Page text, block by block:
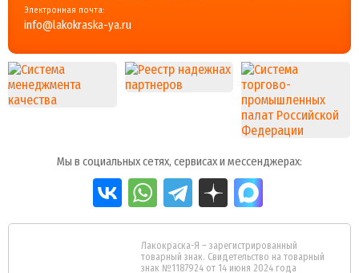
Электронная почта:
info@lakokraska-ya.ru
Мы в социальных сетях, сервисах и мессенджерах:
Лакокраска-Я – зарегистрированный
товарный знак. Свидетельство на товарный
знак №1187924 от 14 июня 2024 года